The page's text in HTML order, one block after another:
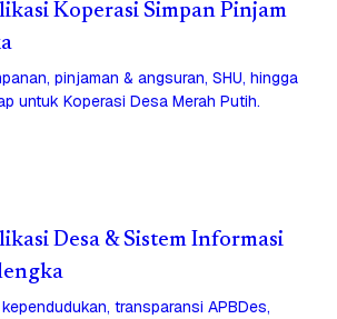
Koperasi Simpan Pinjam
pinjaman & angsuran, SHU, hingga
untuk Koperasi Desa Merah Putih.
Desa & Sistem Informasi
transparansi APBDes,